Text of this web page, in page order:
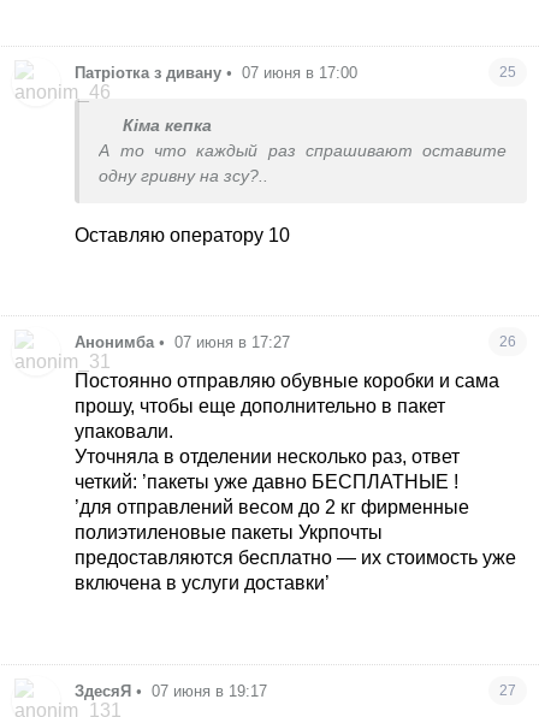
Патріотка з дивану • 07 июня в 17:00 25
Кіма кепка
А то что каждый раз спрашивают оставите
одну гривну на зсу?..
Оставляю оператору 10
Анонимба • 07 июня в 17:27 26
Постоянно отправляю обувные коробки и сама
прошу, чтобы еще дополнительно в пакет
упаковали.
Уточняла в отделении несколько раз, ответ
четкий: ’пакеты уже давно БЕСПЛАТНЫЕ !
’для отправлений весом до 2 кг фирменные
полиэтиленовые пакеты Укрпочты
предоставляются бесплатно — их стоимость уже
включена в услуги доставки’
ЗдесяЯ • 07 июня в 19:17 27